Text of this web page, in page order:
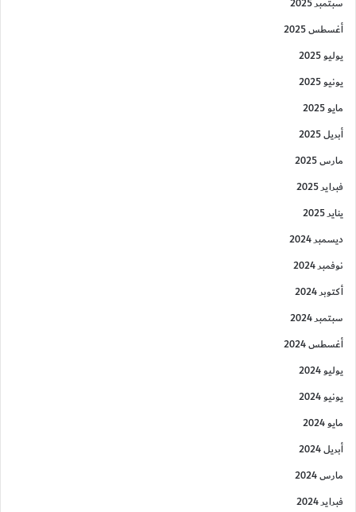
أغسطس 2025
يوليو 2025
يونيو 2025
مايو 2025
أبريل 2025
مارس 2025
فبراير 2025
يناير 2025
ديسمبر 2024
نوفمبر 2024
أكتوبر 2024
سبتمبر 2024
أغسطس 2024
يوليو 2024
يونيو 2024
مايو 2024
أبريل 2024
مارس 2024
فبراير 2024